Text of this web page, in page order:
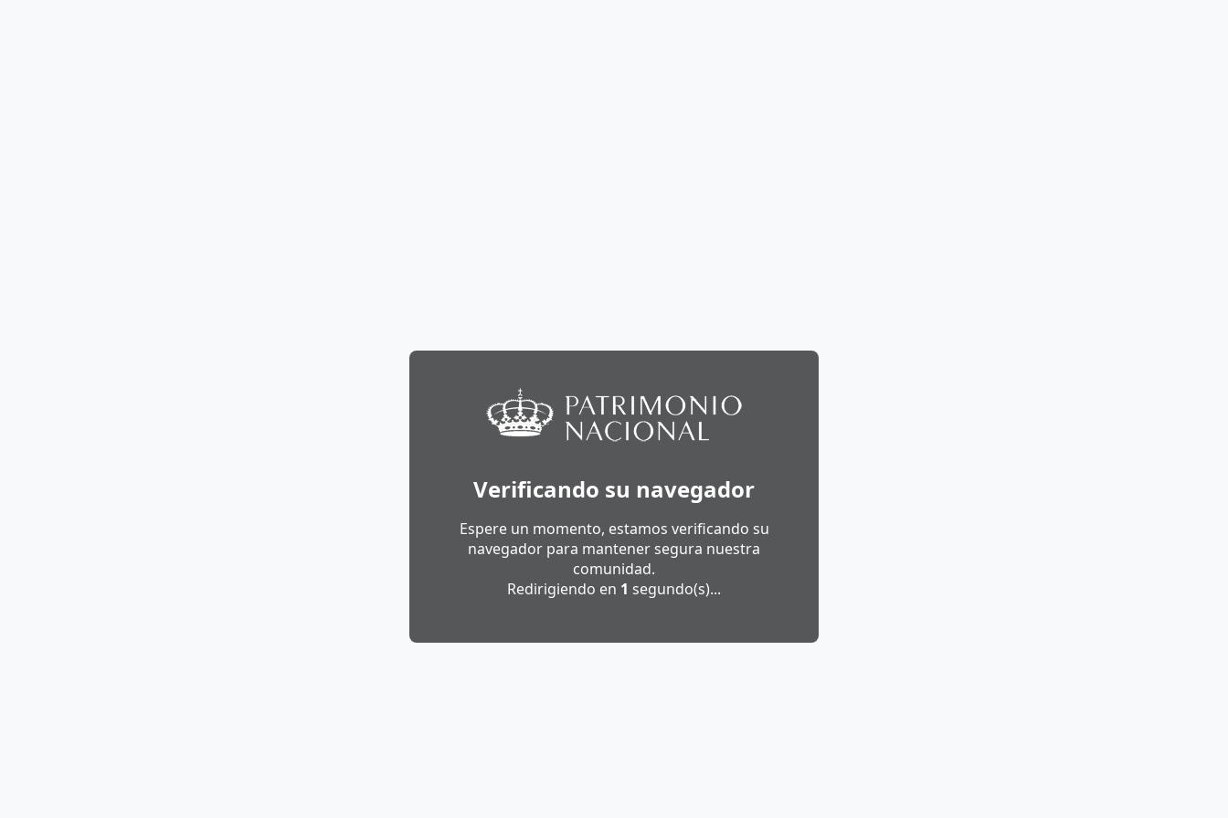
Verificando su navegador
Espere un momento, estamos verificando su
navegador para mantener segura nuestra
comunidad.
Redirigiendo en 1 segundo(s)...